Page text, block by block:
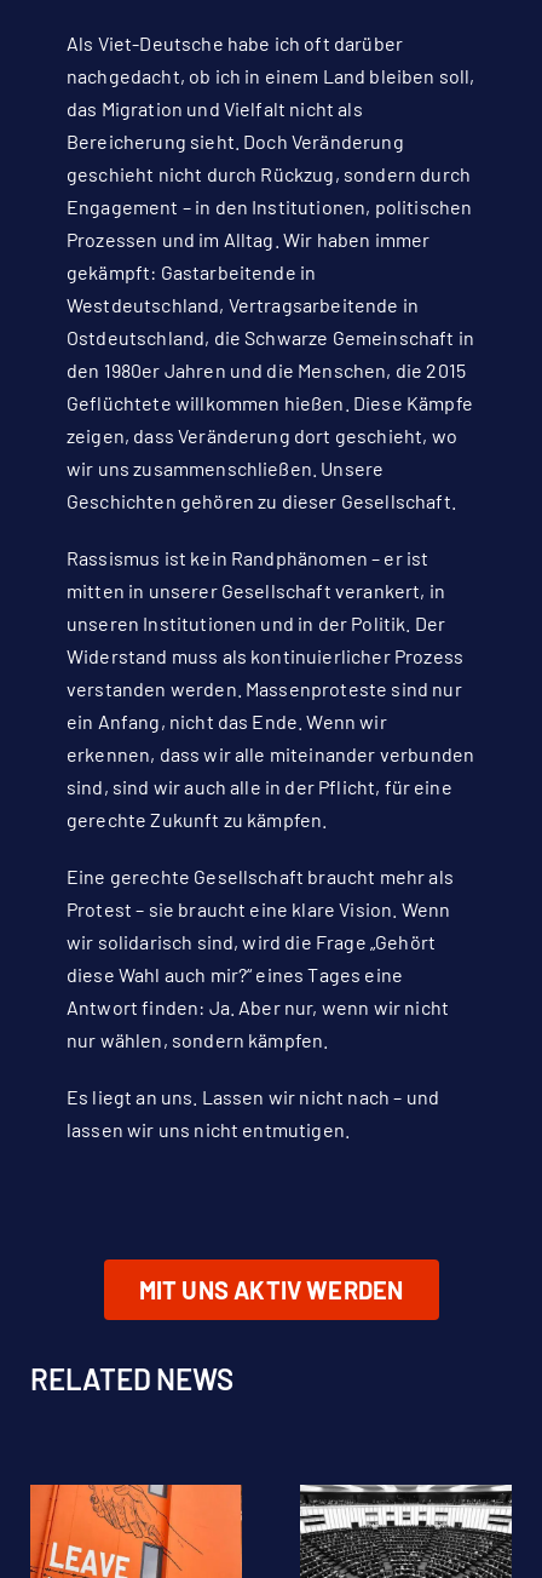
Als Viet-Deutsche habe ich oft darüber
nachgedacht, ob ich in einem Land bleiben soll,
das Migration und Vielfalt nicht als
Bereicherung sieht. Doch Veränderung
geschieht nicht durch Rückzug, sondern durch
Engagement – in den Institutionen, politischen
Prozessen und im Alltag. Wir haben immer
gekämpft: Gastarbeitende in
Westdeutschland, Vertragsarbeitende in
Ostdeutschland, die Schwarze Gemeinschaft in
den 1980er Jahren und die Menschen, die 2015
Geflüchtete willkommen hießen. Diese Kämpfe
zeigen, dass Veränderung dort geschieht, wo
wir uns zusammenschließen. Unsere
Geschichten gehören zu dieser Gesellschaft.
Rassismus ist kein Randphänomen – er ist
mitten in unserer Gesellschaft verankert, in
unseren Institutionen und in der Politik. Der
Widerstand muss als kontinuierlicher Prozess
verstanden werden. Massenproteste sind nur
ein Anfang, nicht das Ende. Wenn wir
erkennen, dass wir alle miteinander verbunden
sind, sind wir auch alle in der Pflicht, für eine
gerechte Zukunft zu kämpfen.
Eine gerechte Gesellschaft braucht mehr als
Protest – sie braucht eine klare Vision. Wenn
wir solidarisch sind, wird die Frage „Gehört
diese Wahl auch mir?“ eines Tages eine
Antwort finden: Ja. Aber nur, wenn wir nicht
nur wählen, sondern kämpfen.
Es liegt an uns. Lassen wir nicht nach – und
lassen wir uns nicht entmutigen.
MIT UNS AKTIV WERDEN
RELATED NEWS